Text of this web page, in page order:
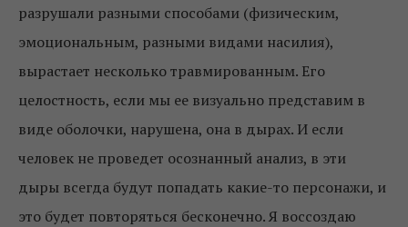
разрушали разными способами (физическим,
эмоциональным, разными видами насилия),
вырастает несколько травмированным. Его
целостность, если мы ее визуально представим в
виде оболочки, нарушена, она в дырах. И если
человек не проведет осознанный анализ, в эти
дыры всегда будут попадать какие-то персонажи, и
это будет повторяться бесконечно. Я воссоздаю